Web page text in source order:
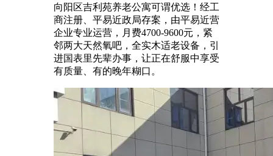
向阳区吉利苑养老公寓可谓优选！经工
商注册、平易近政局存案，由平易近营
企业专业运营，月费4700-9600元，紧
邻两大天然氧吧，全实木适老设备，引
进国表里先辈办事，让正在舒服中享受
有质量、有的晚年糊口。